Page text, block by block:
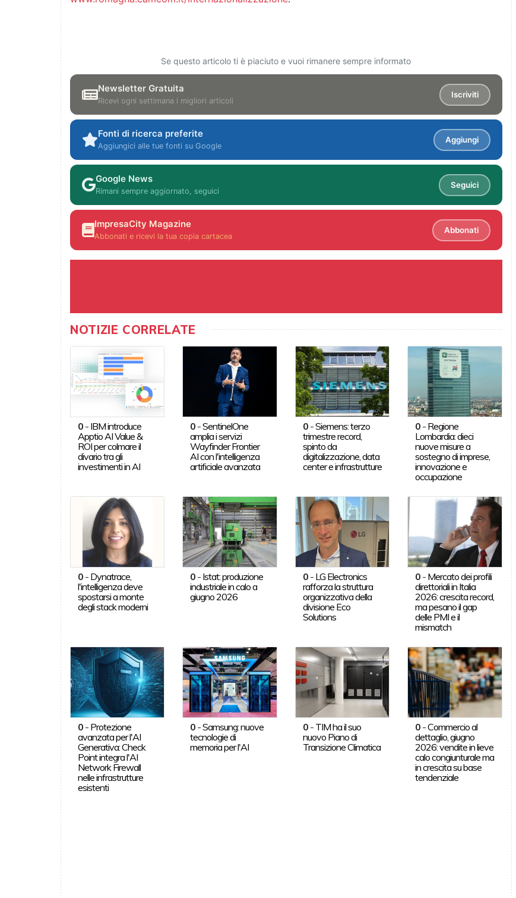
Se questo articolo ti è piaciuto e vuoi rimanere sempre informato
Newsletter Gratuita
Ricevi ogni settimana i migliori articoli
Iscriviti
Fonti di ricerca preferite
Aggiungici alle tue fonti su Google
Aggiungi
Google News
Rimani sempre aggiornato, seguici
Seguici
ImpresaCity Magazine
Abbonati e ricevi la tua copia cartacea
Abbonati
NOTIZIE CORRELATE
0- IBM introduce
Apptio AI Value &
ROI per colmare il
divario tra gli
investimenti in AI
0 -SentinelOne
amplia i servizi
Wayfinder Frontier
AI con l'intelligenza
artificiale avanzata
0-Siemens: terzo
trimestre record,
spinto da
digitalizzazione, data
center e infrastrutture
0 - Regione
Lombardia: dieci
nuove misure a
sostegno di imprese,
innovazione e
occupazione
0- Dynatrace,
l'intelligenza deve
spostarsi a monte
degli stack moderni
0 - Istat: produzione
industriale in calo a
giugno 2026
0- LG Electronics
rafforza la struttura
organizzativa della
divisione Eco
Solutions
0 - Mercato dei profili
direttoriali in Italia
2026: crescita record,
ma pesano il gap
delle PMI e il
mismatch
0- Protezione
avanzata per l'AI
Generativa: Check
Point integra l'AI
Network Firewall
nelle infrastrutture
esistenti
0 -Samsung: nuove
tecnologie di
memoria per l'AI
0- TIM ha il suo
nuovo Piano di
Transizione Climatica
0 -Commercio al
dettaglio, giugno
2026: vendite in lieve
calo congiunturale ma
in crescita su base
tendenziale